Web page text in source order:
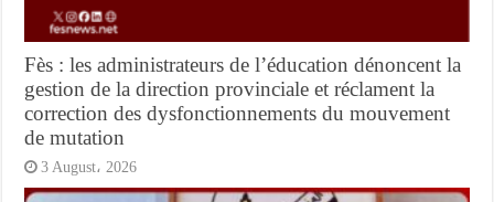
Fès : les administrateurs de l’éducation dénoncent la
gestion de la direction provinciale et réclament la
correction des dysfonctionnements du mouvement
de mutation
3 August، 2026